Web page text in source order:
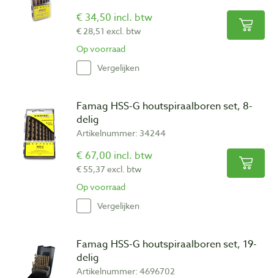
€ 34,50 incl. btw
€ 28,51 excl. btw
Op voorraad
Vergelijken
Famag HSS-G houtspiraalboren set, 8-
delig
Artikelnummer: 34244
€ 67,00 incl. btw
€ 55,37 excl. btw
Op voorraad
Vergelijken
Famag HSS-G houtspiraalboren set, 19-
delig
Artikelnummer: 4696702